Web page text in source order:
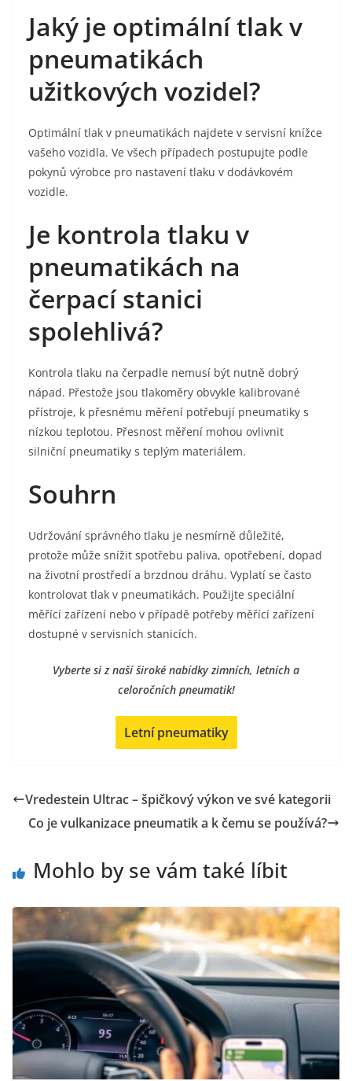
Jaký je optimální tlak v
pneumatikách
užitkových vozidel?
Optimální tlak v pneumatikách najdete v servisní knížce
vašeho vozidla. Ve všech případech postupujte podle
pokynů výrobce pro nastavení tlaku v dodávkovém
vozidle.
Je kontrola tlaku v
pneumatikách na
čerpací stanici
spolehlivá?
Kontrola tlaku na čerpadle nemusí být nutně dobrý
nápad. Přestože jsou tlakoměry obvykle kalibrované
přístroje, k přesnému měření potřebují pneumatiky s
nízkou teplotou. Přesnost měření mohou ovlivnit
silniční pneumatiky s teplým materiálem.
Souhrn
Udržování správného tlaku je nesmírně důležité,
protože může snížit spotřebu paliva, opotřebení, dopad
na životní prostředí a brzdnou dráhu. Vyplatí se často
kontrolovat tlak v pneumatikách. Použijte speciální
měřící zařízení nebo v případě potřeby měřící zařízení
dostupné v servisních stanicích.
Vyberte si z naší široké nabídky zimních, letních a
celoročních pneumatik!
Letní pneumatiky
Vredestein Ultrac – špičkový výkon ve své kategorii
Co je vulkanizace pneumatik a k čemu se používá?
Mohlo by se vám také líbit